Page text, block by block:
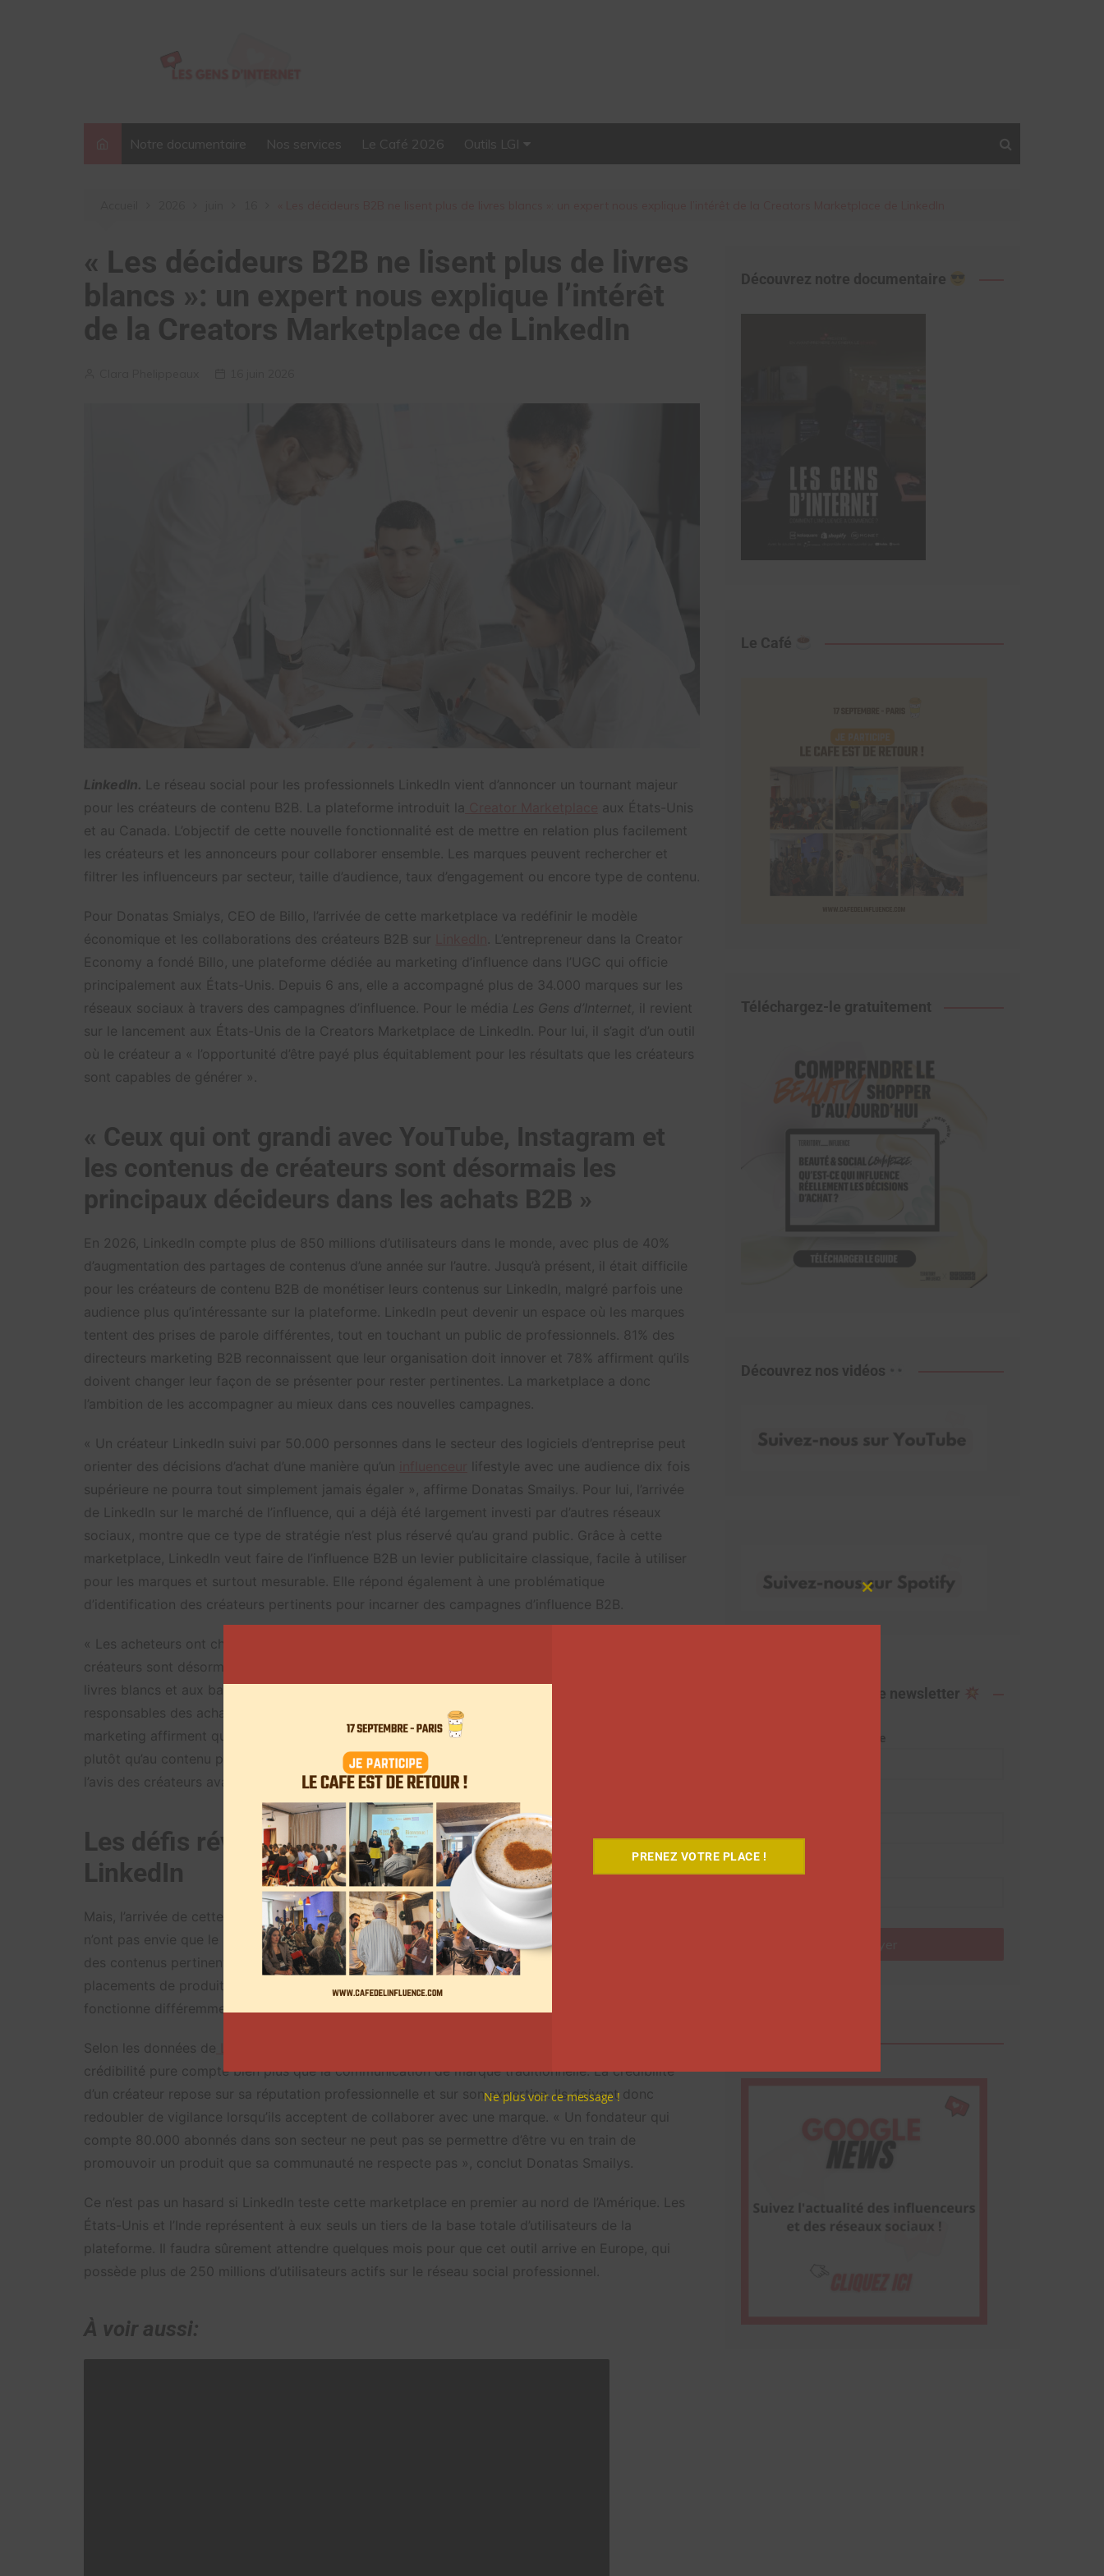
Notre documentaire Nos services Le Café 2026 Outils LGI
« Les décideurs B2B ne lisent plus de livres
blancs »: un expert nous explique l’intérêt
de la Creators Marketplace de LinkedIn
LinkedIn.
Le réseau social pour les professionnels LinkedIn vient d’annoncer un tournant majeur
pour les créateurs de contenu B2B. La plateforme introduit la
aux États-Unis
et au Canada. L’objectif de cette nouvelle fonctionnalité est de mettre en relation plus facilement
les créateurs et les annonceurs pour collaborer ensemble. Les marques peuvent rechercher et
filtrer les influenceurs par secteur, taille d’audience, taux d’engagement ou encore type de contenu.
Pour Donatas Smialys, CEO de Billo, l’arrivée de cette marketplace va redéfinir le modèle
économique et les collaborations des créateurs B2B sur
. L’entrepreneur dans la Creator
Economy a fondé Billo, une plateforme dédiée au marketing d’influence dans l’UGC qui officie
principalement aux États-Unis. Depuis 6 ans, elle a accompagné plus de 34.000 marques sur les
réseaux sociaux à travers des campagnes d’influence. Pour le média Les Gens d’Internet,
il revient
sur le lancement aux États-Unis de la Creators Marketplace de LinkedIn. Pour lui, il s’agit d’un outil
où le créateur a « l’opportunité d’être payé plus équitablement pour les résultats que les créateurs
sont capables de générer ».
« Ceux qui ont grandi avec YouTube, Instagram et
les contenus de créateurs sont désormais les
principaux décideurs dans les achats B2B »
En 2026, LinkedIn compte plus de 850 millions d’utilisateurs dans le monde, avec plus de 40%
d’augmentation des partages de contenus d’une année sur l’autre. Jusqu’à présent, il était difficile
pour les créateurs de contenu B2B de monétiser leurs contenus sur LinkedIn, malgré parfois une
audience plus qu’intéressante sur la plateforme. LinkedIn peut devenir un espace où les marques
tentent des prises de parole différentes, tout en touchant un public de professionnels. 81% des
directeurs marketing B2B reconnaissent que leur organisation doit innover et 78% affirment qu’ils
doivent changer leur façon de se présenter pour rester pertinentes. La marketplace a donc
l’ambition de les accompagner au mieux dans ces nouvelles campagnes.
« Un créateur LinkedIn suivi par 50.000 personnes dans le secteur des logiciels d’entreprise peut
orienter des décisions d’achat d’une manière qu’un
lifestyle avec une audience dix fois
supérieure ne pourra tout simplement jamais égaler », affirme Donatas Smailys. Pour lui, l’arrivée
de LinkedIn sur le marché de l’influence, qui a déjà été largement investi par d’autres réseaux
sociaux, montre que ce type de stratégie n’est plus réservé qu’au grand public. Grâce à cette
marketplace, LinkedIn veut faire de l’influence B2B un levier publicitaire classique, facile à utiliser
pour les marques et surtout mesurable. Elle répond également à une problématique
d’identification des créateurs pertinents pour incarner des campagnes d’influence B2B.
« Les acheteurs ont changé. Ceux qui ont grandi avec YouTube, Instagram et les contenus de
créateurs sont désormais les principaux décideurs dans les achats B2B. Ils ne réagissent pas aux
livres blancs et aux bannières publicitaires de la même manière que les anciennes générations de
responsables des achats », précise Donatas Smailys.
Selon LinkedIn
marketing affirment que les acheteurs se fient davantage à l’avis de leurs pairs et des experts,
plutôt qu’au contenu produit par la marque. Plus de la moitié des acheteurs B2B dépendent de
l’avis des créateurs avant d’acheter un produit ou un service.
Les défis révélés par la Creator Marketplace de
LinkedIn
Mais, l’arrivée de cette markeplace peut représenter un risque pour les utilisateurs de LinkedIn, qui
n’ont pas envie que le réseau social devienne une vitrine publicitaire permanente. Ils veulent voir
des contenus pertinents et authentiques. Dans le secteur du divertissement et sur YouTube, les
placements de produits sont monnaie courante pour produire de gros formats, mais LinkedIn
fonctionne différemment.
Selon les données de
crédibilité pure compte bien plus que la communication de marque traditionnelle. La crédibilité
d’un créateur repose sur sa réputation professionnelle et sur son expertise. Ils doivent donc
redoubler de vigilance lorsqu’ils acceptent de collaborer avec une marque. « Un fondateur qui
compte 80.000 abonnés dans son secteur ne peut pas se permettre d’être vu en train de
promouvoir un produit que sa communauté ne respecte pas », conclut Donatas Smailys.
Ce n’est pas un hasard si LinkedIn teste cette marketplace en premier au nord de l’Amérique. Les
États-Unis et l’Inde représentent à eux seuls un tiers de la base totale d’utilisateurs de la
plateforme. Il faudra sûrement attendre quelques mois pour que cet outil arrive en Europe, qui
possède plus de 250 millions d’utilisateurs actifs sur le réseau social professionnel.
À voir aussi:
Découvrez notre documentaire
Le Café
Téléchargez-le gratuitement
Découvrez nos vidéos
Abonnez-vous à notre newsletter
Adresse de messagerie
module
PRENEZ VOTRE PLACE !
Ne plus voir ce message !